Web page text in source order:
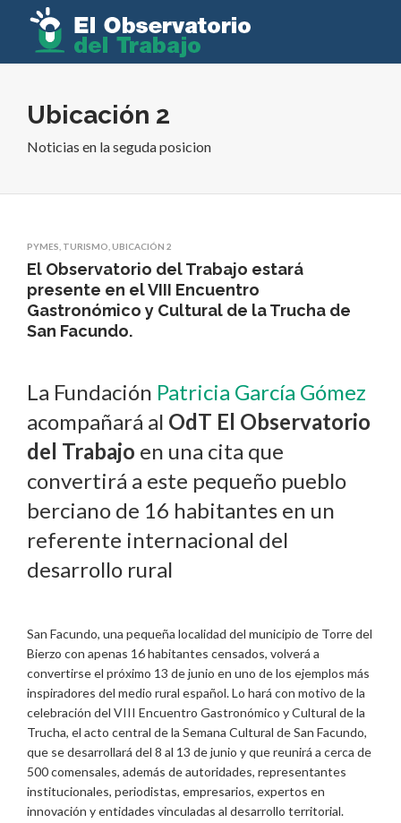
Ubicación 2
Noticias en la seguda posicion
PYMES TURISMO UBICACIÓN 2
El Observatorio del Trabajo estará
presente en el VIII Encuentro
Gastronómico y Cultural de la Trucha de
San Facundo.
La Fundación Patricia García Gómez
acompañará al OdT El Observatorio
del Trabajo en una cita que
convertirá a este pequeño pueblo
berciano de 16 habitantes en un
referente internacional del
desarrollo rural
San Facundo, una pequeña localidad del municipio de Torre del
Bierzo con apenas 16 habitantes censados, volverá a
convertirse el próximo 13 de junio en uno de los ejemplos más
inspiradores del medio rural español. Lo hará con motivo de la
celebración del VIII Encuentro Gastronómico y Cultural de la
Trucha, el acto central de la Semana Cultural de San Facundo,
que se desarrollará del 8 al 13 de junio y que reunirá a cerca de
500 comensales, además de autoridades, representantes
institucionales, periodistas, empresarios, expertos en
innovación y entidades vinculadas al desarrollo territorial.